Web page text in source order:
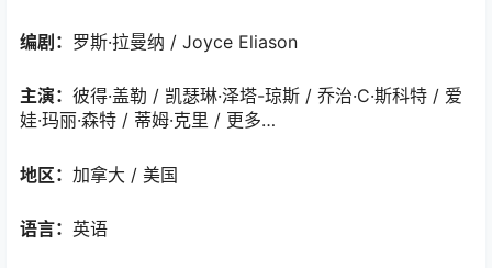
编剧： 罗斯·拉曼纳 / Joyce Eliason
主演： 彼得·盖勒 / 凯瑟琳·泽塔-琼斯 / 乔治·C·斯科特 / 爱
娃·玛丽·森特 / 蒂姆·克里 / 更多…
地区： 加拿大 / 美国
语言： 英语